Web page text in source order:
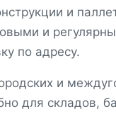
и
и
по адресу.
и
для складов,